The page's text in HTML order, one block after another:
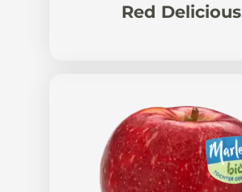
Red Delicious